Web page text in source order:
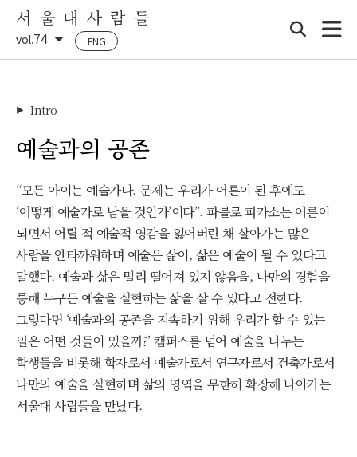
서 울 대 사 람 들
vol.74 ENG
▶ Intro
예술과의 공존
“모든 아이는 예술가다. 문제는 우리가 어른이 된 후에도
‘어떻게 예술가로 남을 것인가’이다”. 파블로 피카소는 어른이
되면서 어릴 적 예술적 영감을 잃어버린 채 살아가는 많은
사람을 안타까워하며 예술은 삶이, 삶은 예술이 될 수 있다고
말했다. 예술과 삶은 멀리 떨어져 있지 않음을, 나만의 경험을
통해 누구든 예술을 실현하는 삶을 살 수 있다고 전한다.
그렇다면 ‘예술과의 공존을 지속하기 위해 우리가 할 수 있는
일은 어떤 것들이 있을까?’ 캠퍼스를 넘어 예술을 나누는
학생들을 비롯해 학자로서 예술가로서 연구자로서 건축가로서
나만의 예술을 실현하며 삶의 영역을 무한히 확장해 나아가는
서울대 사람들을 만났다.